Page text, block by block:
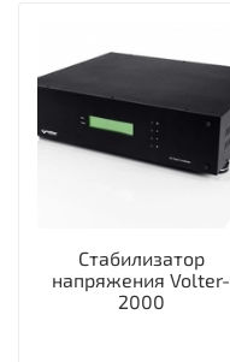
Стабилизатор
напряжения Volter-
2000